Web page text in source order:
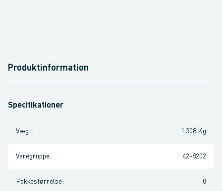
Produktinformation
Specifikationer
Vægt: 1,308 Kg
Varegruppe: 42-8202
Pakkestørrelse: 8